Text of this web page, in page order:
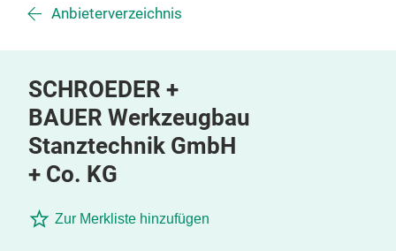
Anbieterverzeichnis
SCHROEDER +
BAUER Werkzeugbau
Stanztechnik GmbH
+ Co. KG
Zur Merkliste hinzufügen